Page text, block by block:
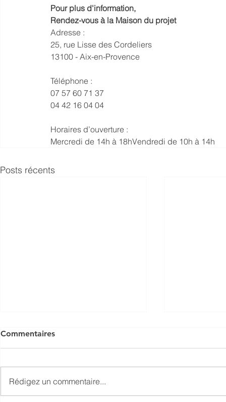
Pour plus d'information,
Rendez-vous à la Maison du projet
Adresse :
25, rue Lisse des Cordeliers
13100 - Aix-en-Provence
Téléphone :
07 57 60 71 37
04 42 16 04 04
Horaires d’ouverture :
Mercredi de 14h à 18hVendredi de 10h à 14h
Posts récents
Commentaires
Rédigez un commentaire...